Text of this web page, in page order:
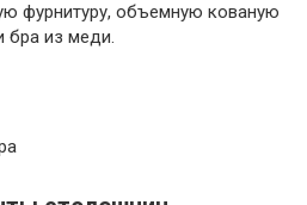
фурнитуру, объемную кованую
бра из меди.